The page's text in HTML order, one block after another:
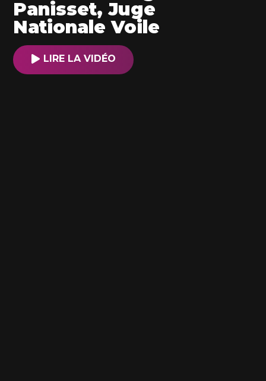
Panisset, Juge
Nationale Voile
LIRE LA VIDÉO